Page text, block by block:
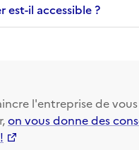
est-il accessible ?
l'entreprise de vous
on vous donne des